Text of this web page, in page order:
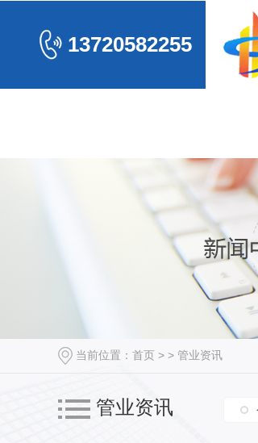
13720582255
电力管系列
当前位置： 首页 > > 管业资讯
管业资讯